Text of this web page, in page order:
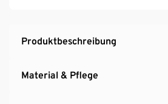
Produktbeschreibung
Material & Pflege